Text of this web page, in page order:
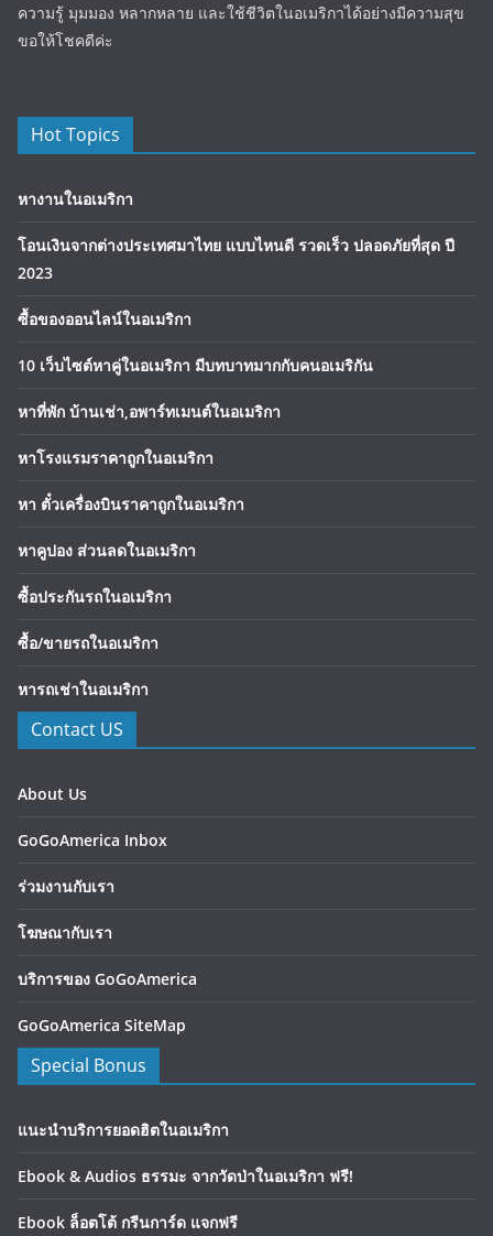
ความรู้ มุมมอง หลากหลาย และใช้ชีวิตในอเมริกาได้อย่างมีความสุข
ขอให้โชคดีค่ะ
Hot Topics
หางานในอเมริกา
โอนเงินจากต่างประเทศมาไทย แบบไหนดี รวดเร็ว ปลอดภัยที่สุด ปี
2023
ซื้อของออนไลน์ในอเมริกา
10 เว็บไซต์หาคู่ในอเมริกา มีบทบาทมากกับคนอเมริกัน
หาที่พัก บ้านเช่า,อพาร์ทเมนต์ในอเมริกา
หาโรงแรมราคาถูกในอเมริกา
หา ตั๋วเครื่องบินราคาถูกในอเมริกา
หาคูปอง ส่วนลดในอเมริกา
ซื้อประกันรถในอเมริกา
ซื้อ/ขายรถในอเมริกา
หารถเช่าในอเมริกา
Contact US
About Us
GoGoAmerica Inbox
ร่วมงานกับเรา
โฆษณากับเรา
บริการของ GoGoAmerica
GoGoAmerica SiteMap
Special Bonus
แนะนำบริการยอดฮิตในอเมริกา
Ebook & Audios ธรรมะ จากวัดป่าในอเมริกา ฟรี!
Ebook ล็อตโต้ กรีนการ์ด แจกฟรี